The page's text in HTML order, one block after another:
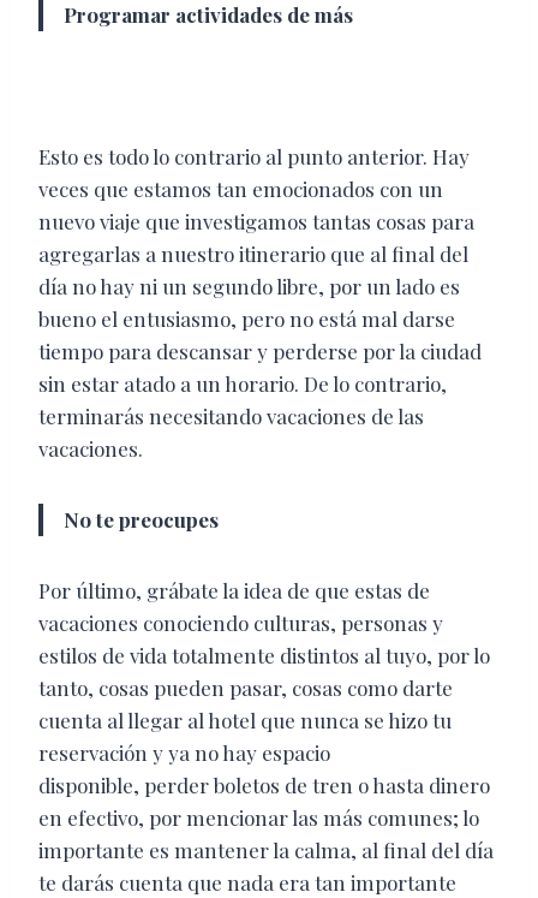
Programar actividades de más
Esto es todo lo contrario al punto anterior. Hay
veces que estamos tan emocionados con un
nuevo viaje que investigamos tantas cosas para
agregarlas a nuestro itinerario que al final del
día no hay ni un segundo libre, por un lado es
bueno el entusiasmo, pero no está mal darse
tiempo para descansar y perderse por la ciudad
sin estar atado a un horario. De lo contrario,
terminarás necesitando vacaciones de las
vacaciones.
No te preocupes
Por último, grábate la idea de que estas de
vacaciones conociendo culturas, personas y
estilos de vida totalmente distintos al tuyo, por lo
tanto, cosas pueden pasar, cosas como darte
cuenta al llegar al hotel que nunca se hizo tu
reservación y ya no hay espacio
disponible, perder boletos de tren o hasta dinero
en efectivo, por mencionar las más comunes; lo
importante es mantener la calma, al final del día
te darás cuenta que nada era tan importante